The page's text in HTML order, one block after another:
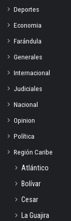
Deportes
Economia
Farándula
Generales
Internacional
Judiciales
Nacional
Opinion
Política
Región Caribe
Atlántico
Bolívar
Cesar
La Guajira